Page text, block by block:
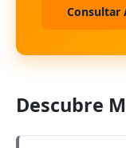
Consultar
Descubre